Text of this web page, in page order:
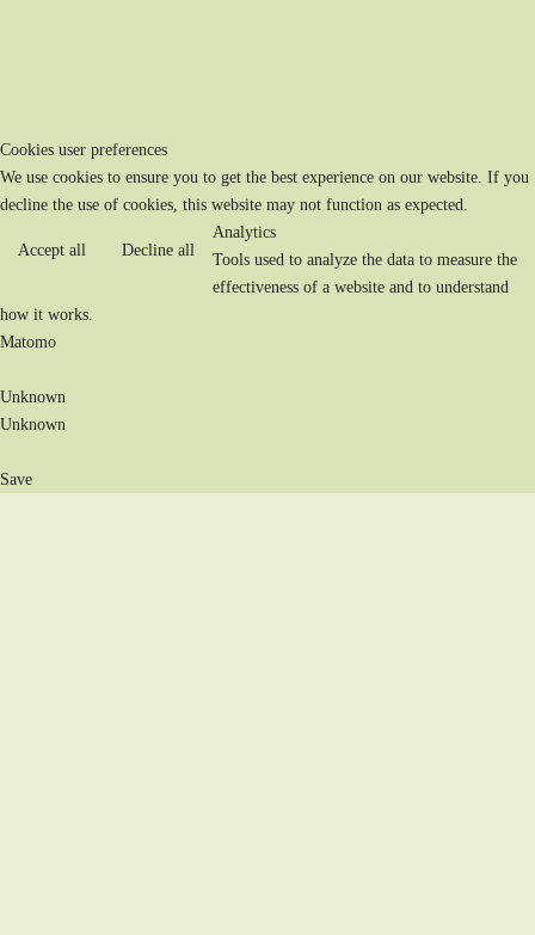
Cookies user preferences
We use cookies to ensure you to get the best experience on our website. If you
decline the use of cookies, this website may not function as expected.
Accept all Decline all
Analytics
Tools used to analyze the data to measure the
effectiveness of a website and to understand
how it works.
Matomo
Unknown
Unknown
Save